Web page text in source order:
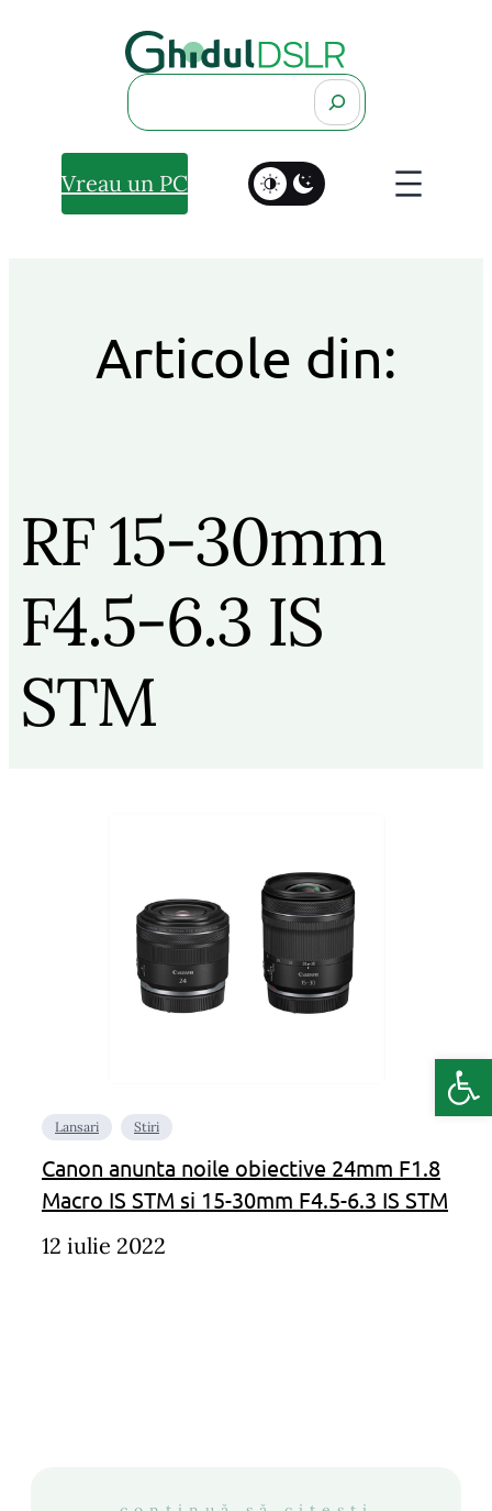
Search
Vreau un PC
Articole din:
RF 15-30mm
F4.5-6.3 IS
STM
Lansari Stiri
Canon anunta noile obiective 24mm F1.8
Macro IS STM si 15-30mm F4.5-6.3 IS STM
12 iulie 2022